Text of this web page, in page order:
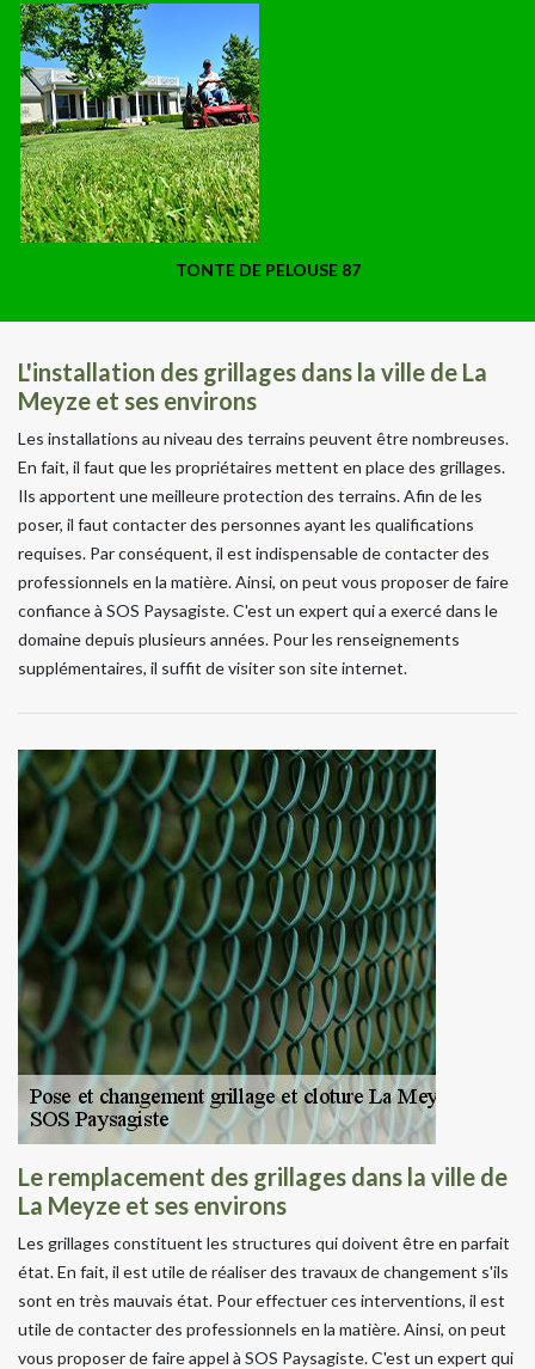
TONTE DE PELOUSE 87
L'installation des grillages dans la ville de La
Meyze et ses environs
Les installations au niveau des terrains peuvent être nombreuses.
En fait, il faut que les propriétaires mettent en place des grillages.
Ils apportent une meilleure protection des terrains. Afin de les
poser, il faut contacter des personnes ayant les qualifications
requises. Par conséquent, il est indispensable de contacter des
professionnels en la matière. Ainsi, on peut vous proposer de faire
confiance à SOS Paysagiste. C'est un expert qui a exercé dans le
domaine depuis plusieurs années. Pour les renseignements
supplémentaires, il suffit de visiter son site internet.
Le remplacement des grillages dans la ville de
La Meyze et ses environs
Les grillages constituent les structures qui doivent être en parfait
état. En fait, il est utile de réaliser des travaux de changement s'ils
sont en très mauvais état. Pour effectuer ces interventions, il est
utile de contacter des professionnels en la matière. Ainsi, on peut
vous proposer de faire appel à SOS Paysagiste. C'est un expert qui